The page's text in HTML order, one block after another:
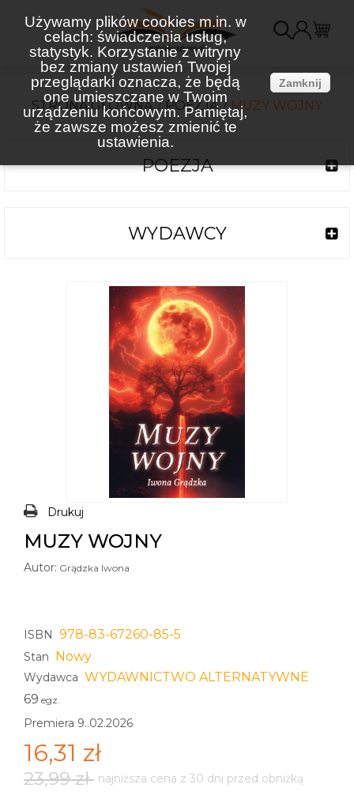
Używamy plików cookies m.in. w
celach: świadczenia usług,
statystyk. Korzystanie z witryny
bez zmiany ustawień Twojej
przeglądarki oznacza, że będą
one umieszczane w Twoim
urządzeniu końcowym. Pamiętaj,
że zawsze możesz zmienić te
ustawienia.
Zamknij
STRONA GŁÓWNA POEZJA MUZY WOJNY
POEZJA
WYDAWCY
Drukuj
MUZY WOJNY
Autor: Grądzka Iwona
ISBN 978-83-67260-85-5
Stan Nowy
Wydawca WYDAWNICTWO ALTERNATYWNE
69 egz.
Premiera 9..02.2026
16,31 zł
23,99 zł najniższa cena z 30 dni przed obniżką